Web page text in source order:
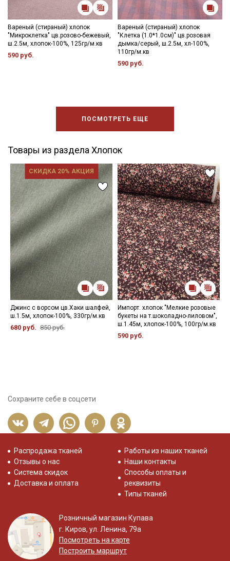
Вареный (стираный) хлопок
"Микроклетка" цв.розово-бежевый,
ш.2.5м, хлопок-100%, 125гр/м.кв
590 руб.
Вареный (стираный) хлопок
"Клетка (1.0*1.0см)" цв.розовая
дымка/серый, ш.2.5м, хл-100%,
110гр/м.кв
590 руб.
ПОСМОТРЕТЬ ЕЩЕ
Товары из раздела Хлопок
СКИДКА 20% АКЦИЯ
Джинс с ворсом цв.Хаки шалфей,
ш.1.5м, хлопок-100%, 330гр/м.кв
680 руб. 850 руб.
Импорт. хлопок "Мелкие розовые
букеты на т.шоколадно-лиловом",
ш.1.45м, хлопок-100%, 100гр/м.кв
590 руб.
Сохраните себе в соцсети
Распродажа тканей
Отзывы о нас
Система скидок
Доставка и оплата
Работы из наших тканей
Наши контакты
Способы оплаты и
реквизиты
Типы тканей
Розничный магазин Купава
г. Киров, ул. Ленина, 79а
Посмотреть на карте
Построить маршрут